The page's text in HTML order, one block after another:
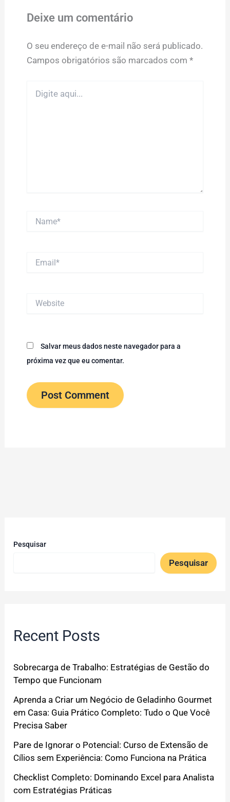
Deixe um comentário
O seu endereço de e-mail não será publicado.
Campos obrigatórios são marcados com *
aqui...
Salvar meus dados neste navegador para a
próxima vez que eu comentar.
Pesquisar
Pesquisar
Recent Posts
Sobrecarga de Trabalho: Estratégias de Gestão do
Tempo que Funcionam
Aprenda a Criar um Negócio de Geladinho Gourmet
em Casa: Guia Prático Completo: Tudo o Que Você
Precisa Saber
Pare de Ignorar o Potencial: Curso de Extensão de
Cílios sem Experiência: Como Funciona na Prática
Checklist Completo: Dominando Excel para Analista
com Estratégias Práticas